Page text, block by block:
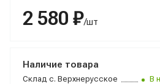
2 580 ₽/шт
Наличие товара
Склад с. Верхнерусское
В